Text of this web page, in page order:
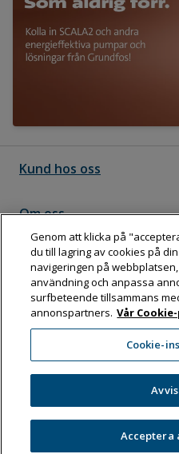
Kund hos oss
Om oss
Följ Dahl
Dahl
Box 11076,
Tel:08-
Genom att klicka på
du till lagring av cookies på
navigeringen på
användning och anpassa
surfbeteende tillsammans
annonspartners. Vår
Cookie-
Acceptera